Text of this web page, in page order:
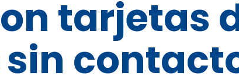
tarjetas